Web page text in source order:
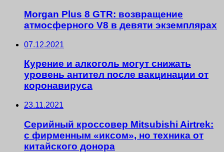
Morgan Plus 8 GTR: возвращение
атмосферного V8 в девяти экземплярах
07.12.2021
Курение и алкоголь могут снижать
уровень антител после вакцинации от
коронавируса
23.11.2021
Серийный кроссовер Mitsubishi Airtrek:
с фирменным «иксом», но техника от
китайского донора